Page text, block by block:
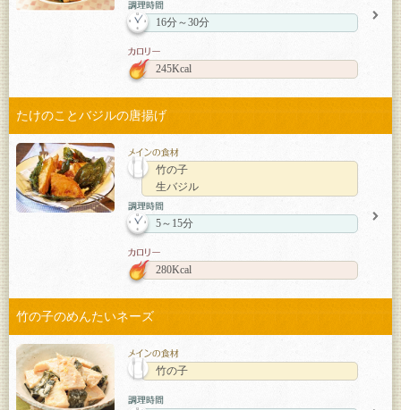
16分～30分
245Kcal
たけのことバジルの唐揚げ
竹の子
生バジル
5～15分
280Kcal
竹の子のめんたいネーズ
竹の子